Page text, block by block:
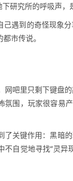
研究所的呼吸声，
遇到的奇怪现象
市传说。
吧里只剩下键盘
围，玩家很容易
了关键作用：黑暗
自觉地寻找“灵异